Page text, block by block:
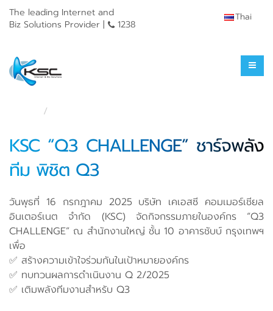
The leading Internet and
Biz Solutions Provider |
1238
Thai
News & Activities
KSC “Q3 CHALLENGE” ชาร์จพลัง
ทีม พิชิต Q3
วันพุธที่ 16 กรกฎาคม 2025 บริษัท เคเอสซี คอมเมอร์เชียล
อินเตอร์เนต จำกัด (KSC) จัดกิจกรรมภายในองค์กร “Q3
CHALLENGE” ณ สำนักงานใหญ่ ชั้น 10 อาคารชับบ์ กรุงเทพฯ
เพื่อ
✅ สร้างความเข้าใจร่วมกันในเป้าหมายองค์กร
✅ ทบทวนผลการดำเนินงาน Q 2/2025
✅ เติมพลังทีมงานสำหรับ Q3